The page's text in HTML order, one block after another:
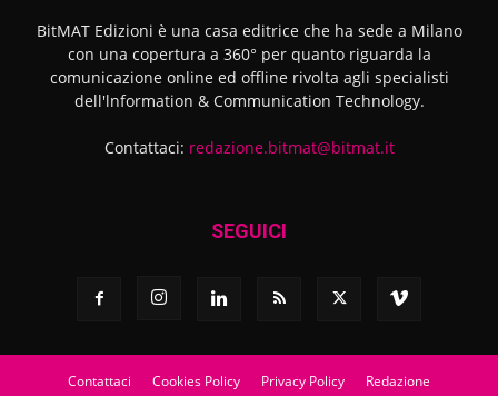
BitMAT Edizioni è una casa editrice che ha sede a Milano
con una copertura a 360° per quanto riguarda la
comunicazione online ed offline rivolta agli specialisti
dell'lnformation & Communication Technology.
Contattaci: redazione.bitmat@bitmat.it
SEGUICI
Contattaci Cookies Policy Privacy Policy Redazione